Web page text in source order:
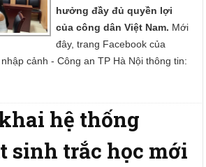
hưởng đầy đủ quyền lợi
của công dân Việt Nam. Mới
đây, trang Facebook của
cảnh - Công an TP Hà Nội thông tin:
hệ thống
sinh trắc học mới